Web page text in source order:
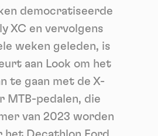
democratiseerde
XC en vervolgens
weken geleden, is
aan Look om het
te gaan met de X-
MTB-pedalen, die
van 2023 worden